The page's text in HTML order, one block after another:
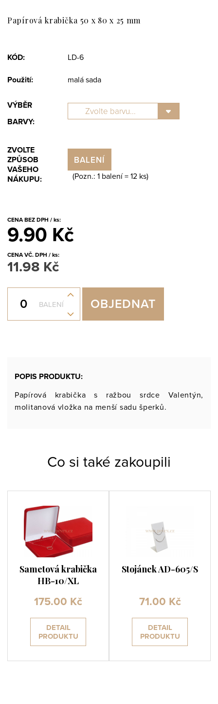
Papírová krabička 50 x 80 x 25 mm
KÓD: LD-6
Použití: malá sada
VÝBĚR
BARVY:
ZVOLTE
ZPŮSOB
VAŠEHO
NÁKUPU:
BALENÍ
(Pozn.: 1 balení = 12ks)
CENA BEZ DPH / ks:
9.90 Kč
CENA VČ. DPH / ks:
11.98 Kč
BALENÍ
+
-
OBJEDNAT
POPIS PRODUKTU:
Papírová krabička s ražbou srdce Valentýn,
molitanová vložka na menší sadu šperků.
Co si také zakoupili
Sametová krabička
HB-10/XL
175.00 Kč
DETAIL
PRODUKTU
Stojánek AD-605/S
71.00 Kč
DETAIL
PRODUKTU